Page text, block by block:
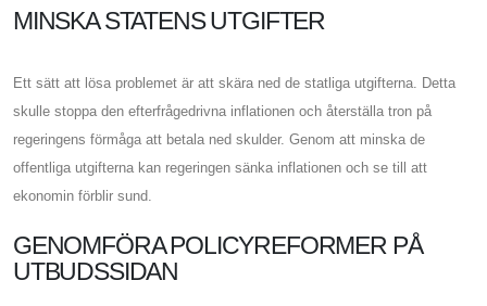
MINSKA STATENS UTGIFTER
Ett sätt att lösa problemet är att skära ned de statliga utgifterna. Detta
skulle stoppa den efterfrågedrivna inflationen och återställa tron ​​på
regeringens förmåga att betala ned skulder. Genom att minska de
offentliga utgifterna kan regeringen sänka inflationen och se till att
ekonomin förblir sund.
GENOMFÖRA POLICYREFORMER PÅ
UTBUDSSIDAN